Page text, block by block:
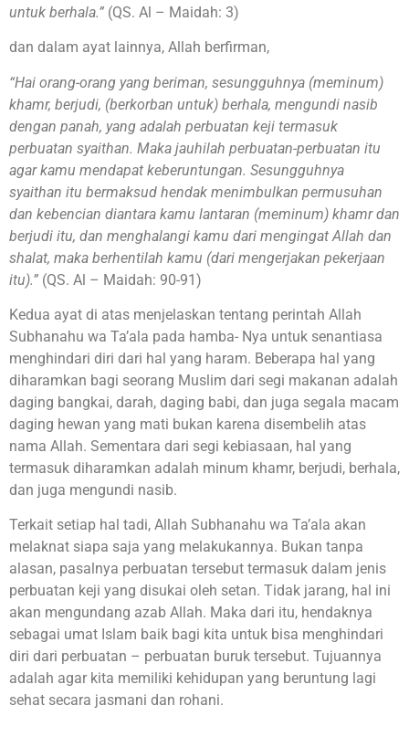
untuk berhala.” (QS. Al – Maidah: 3)
dan dalam ayat lainnya, Allah berfirman,
“Hai orang-orang yang beriman, sesungguhnya (meminum)
khamr, berjudi, (berkorban untuk) berhala, mengundi nasib
dengan panah, yang adalah perbuatan keji termasuk
perbuatan syaithan. Maka jauhilah perbuatan-perbuatan itu
agar kamu mendapat keberuntungan. Sesungguhnya
syaithan itu bermaksud hendak menimbulkan permusuhan
dan kebencian diantara kamu lantaran (meminum) khamr dan
berjudi itu, dan menghalangi kamu dari mengingat Allah dan
shalat, maka berhentilah kamu (dari mengerjakan pekerjaan
itu).” (QS. Al – Maidah: 90-91)
Kedua ayat di atas menjelaskan tentang perintah Allah
Subhanahu wa Ta’ala pada hamba- Nya untuk senantiasa
menghindari diri dari hal yang haram. Beberapa hal yang
diharamkan bagi seorang Muslim dari segi makanan adalah
daging bangkai, darah, daging babi, dan juga segala macam
daging hewan yang mati bukan karena disembelih atas
nama Allah. Sementara dari segi kebiasaan, hal yang
termasuk diharamkan adalah minum khamr, berjudi, berhala,
dan juga mengundi nasib.
Terkait setiap hal tadi, Allah Subhanahu wa Ta’ala akan
melaknat siapa saja yang melakukannya. Bukan tanpa
alasan, pasalnya perbuatan tersebut termasuk dalam jenis
perbuatan keji yang disukai oleh setan. Tidak jarang, hal ini
akan mengundang azab Allah. Maka dari itu, hendaknya
sebagai umat Islam baik bagi kita untuk bisa menghindari
diri dari perbuatan – perbuatan buruk tersebut. Tujuannya
adalah agar kita memiliki kehidupan yang beruntung lagi
sehat secara jasmani dan rohani.